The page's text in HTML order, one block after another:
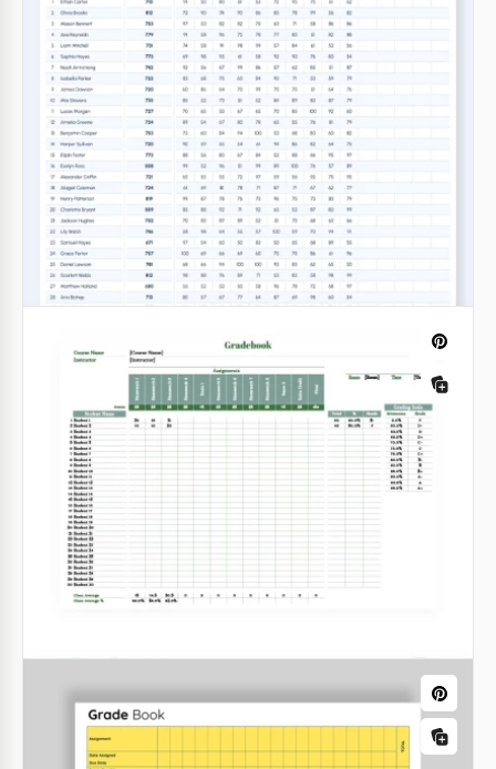
Libro de calificaciones simple
Crear un bonito libro de calificaciones te llevará solo